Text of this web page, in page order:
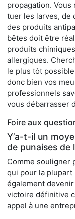
propagation. Vous
tuer les larves, de
des produits
bêtes doit être
produits
allergiques.
le plus tôt
donc bien vos
professionnels
vous débarrasser
Foire aux
Y’a-t-il un
de punaises de
Comme souligner
qui pour la
également
victoire définitive
appel à une